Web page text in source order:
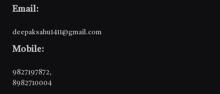
Email:
deepaksahu1411@gmail.com
Mobile:
9827197872,
8982710004